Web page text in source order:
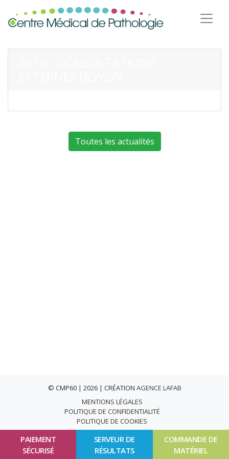
PAIEMENT
SÉCURISÉ
SERVEUR DE
RÉSULTATS
COMMANDE DE
MATÉRIEL
Toutes les actualités
© CMP60 | 2026 | CRÉATION AGENCE LAFAB
MENTIONS LÉGALES
POLITIQUE DE CONFIDENTIALITÉ
POLITIQUE DE COOKIES